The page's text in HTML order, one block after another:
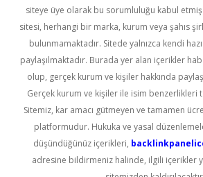
siteye üye olarak bu sorumluluğu kabul etmiş
sitesi, herhangi bir marka, kurum veya şahıs
bulunmamaktadır. Sitede yalnızca kendi
paylaşılmaktadır. Burada yer alan içerikler
olup, gerçek kurum ve kişiler hakkında
Gerçek kurum ve kişiler ile isim benzerlikleri
Sitemiz, kar amacı gütmeyen ve tamamen
platformudur. Hukuka ve yasal
düşündüğünüz içerikleri,
adresine bildirmeniz halinde, ilgili içerikler